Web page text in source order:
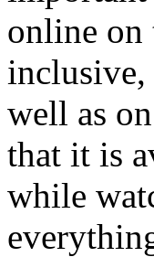
online on
inclusive,
well as
that it is
while